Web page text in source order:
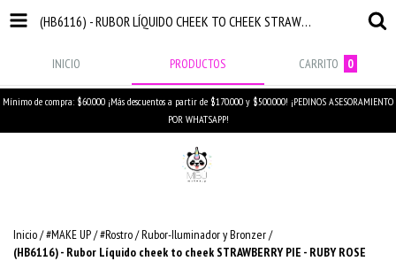
(HB6116) - RUBOR LÍQUIDO CHEEK TO CHEEK STRAWBERRY PIE - RUBY ROSE
INICIO PRODUCTOS CARRITO 0
Mínimo de compra: $60.000 ¡Más descuentos a partir de $170.000 y $500.000! ¡PEDINOS ASESORAMIENTO
POR WHATSAPP!
Inicio/#MAKE UP/#Rostro/Rubor-Iluminador y Bronzer/
(HB6116) - Rubor Líquido cheek to cheek STRAWBERRY PIE - RUBY ROSE